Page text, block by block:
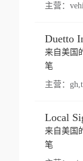
主营：
来自美国
笔
主营：
Local
来自美国
笔